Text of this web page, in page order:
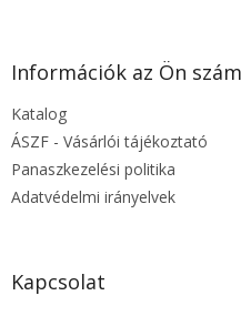
Információk az Ön
Katalog
ÁSZF - Vásárlói tájékoztató
Panaszkezelési politika
Adatvédelmi irányelvek
Kapcsolat